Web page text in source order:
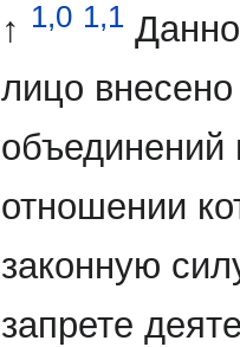
↑ 1,0 1,1
лицо
объединений
отношении
законную
запрете